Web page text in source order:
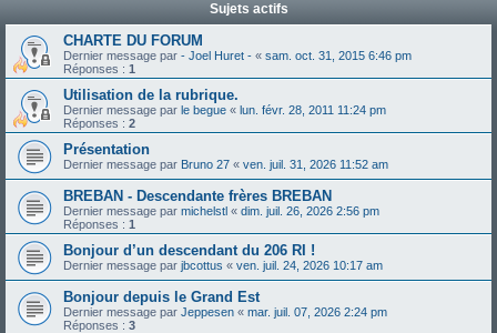
Sujets actifs
CHARTE DU FORUM
Dernier message par - Joel Huret - « sam. oct. 31, 2015 6:46 pm
Réponses : 1
Utilisation de la rubrique.
Dernier message par le begue « lun. févr. 28, 2011 11:24 pm
Réponses : 2
Présentation
Dernier message par Bruno 27 « ven. juil. 31, 2026 11:52 am
BREBAN - Descendante frères BREBAN
Dernier message par michelstl « dim. juil. 26, 2026 2:56 pm
Réponses : 1
Bonjour d’un descendant du 206 RI !
Dernier message par jbcottus « ven. juil. 24, 2026 10:17 am
Bonjour depuis le Grand Est
Dernier message par Jeppesen « mar. juil. 07, 2026 2:24 pm
Réponses : 3